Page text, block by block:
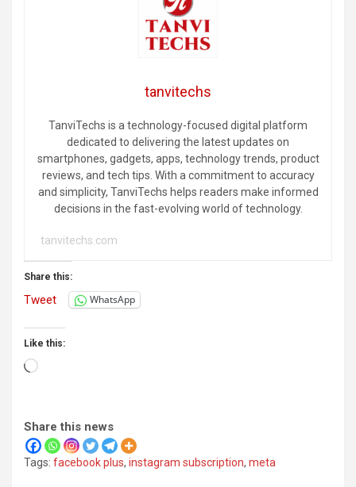
tanvitechs
TanviTechs is a technology-focused digital platform
dedicated to delivering the latest updates on
smartphones, gadgets, apps, technology trends, product
reviews, and tech tips. With a commitment to accuracy
and simplicity, TanviTechs helps readers make informed
decisions in the fast-evolving world of technology.
tanvitechs.com
Share this:
Tweet WhatsApp
Like this:
Loading…
Share this news
Tags: facebook plus, instagram subscription, meta